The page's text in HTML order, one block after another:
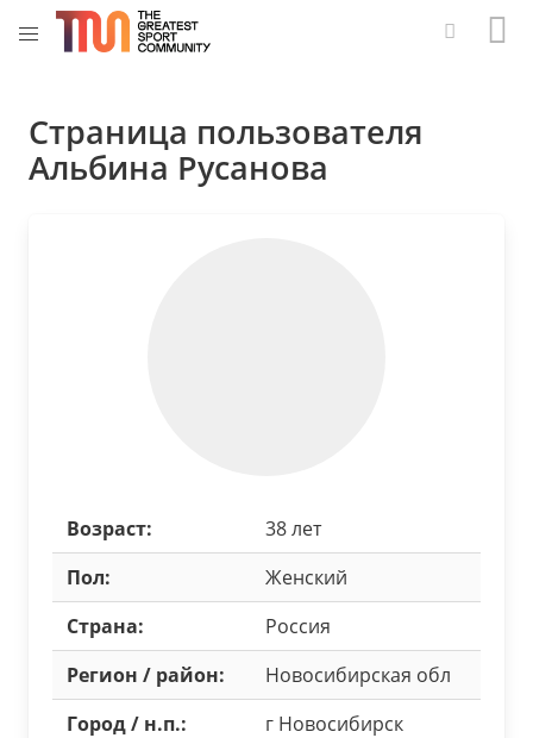
Страница пользователя
Альбина Русанова
Возраст:
38 лет
Пол:
Женский
Страна:
Россия
Регион / район:
Новосибирская обл
Город / н.п.:
г Новосибирск